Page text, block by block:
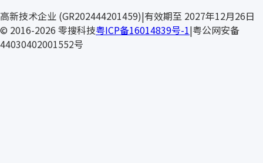
高新技术企业 (GR202444201459)|有效期至 2027年12月26日
© 2016-2026 零搜科技粤ICP备16014839号-1|粤公网安备
44030402001552号